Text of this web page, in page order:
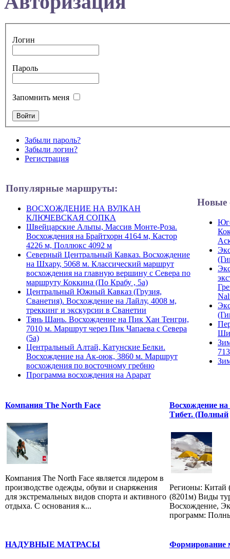
Логин
Пароль
Запомнить меня
Забыли пароль?
Забыли логин?
Регистрация
Популярные маршруты:
ВОСХОЖДЕНИЕ НА ВУЛКАН
КЛЮЧЕВСКАЯ СОПКА
Швейцарские Альпы, Массив Монте-Роза.
Восхождения на Брайтхорн 4164 м, Кастор
4226 м, Поллюкс 4092 м
Северный Центральный Кавказ. Восхождение
на Шхару, 5068 м. Классический маршрут
восхождения на главную вершину с Севера по
маршруту Коккина (По Крабу , 5а)
Центральный Южный Кавказ (Грузия,
Сванетия). Восхождение на Лайлу, 4008 м,
треккинг и экскурсии в Сванетии
Тянь Шань. Восхождение на Пик Хан Тенгри,
7010 м. Маршрут через Пик Чапаева с Севера
(5а)
Центральный Алтай, Катунские Белки.
Восхождение на Ак-оюк, 3860 м. Маршрут
восхождения по восточному гребню
Программа восхождения на Арарат
Новые
Компания The North Face
Компания The North Face является лидером в
производстве одежды, обуви и снаряжения
для экстремальных видов спорта и активного
отдыха. С основания к...
Восхождение
Тибет. (Полный
Регионы: Китай
(8201м) Виды
Восхождение,
программ:
НАДУВНЫЕ МАТРАСЫ Формирование